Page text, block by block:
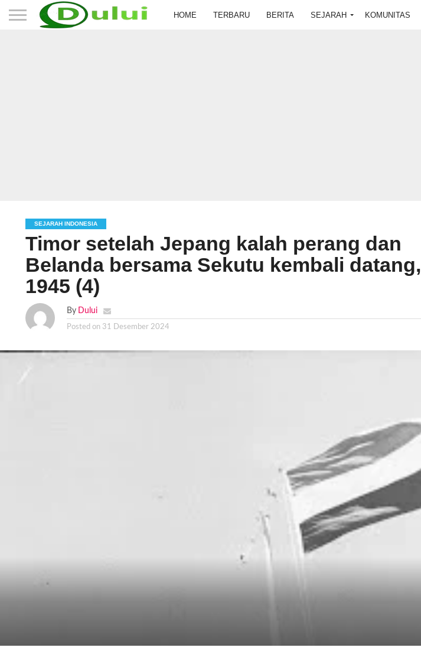
HOME TERBARU BERITA SEJARAH KOMUNITAS
SEJARAH INDONESIA
Timor setelah Jepang kalah perang dan
Belanda bersama Sekutu kembali datang,
1945 (4)
By Dului
Posted on 31 Desember 2024